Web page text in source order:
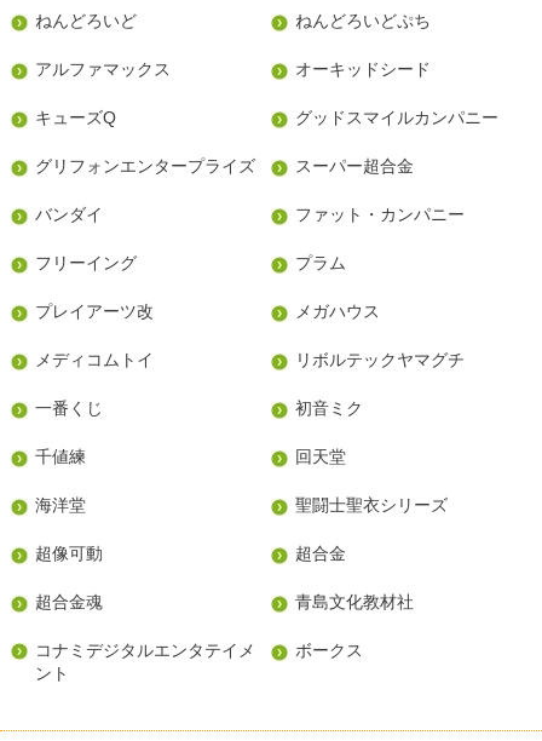
ねんどろいど ねんどろいどぷち
アルファマックス オーキッドシード
キューズQ グッドスマイルカンパニー
グリフォンエンタープライズ スーパー超合金
バンダイ ファット・カンパニー
フリーイング プラム
プレイアーツ改 メガハウス
メディコムトイ リボルテックヤマグチ
一番くじ 初音ミク
千値練 回天堂
海洋堂 聖闘士聖衣シリーズ
超像可動 超合金
超合金魂 青島文化教材社
コナミデジタルエンタテイメ
ント
ボークス